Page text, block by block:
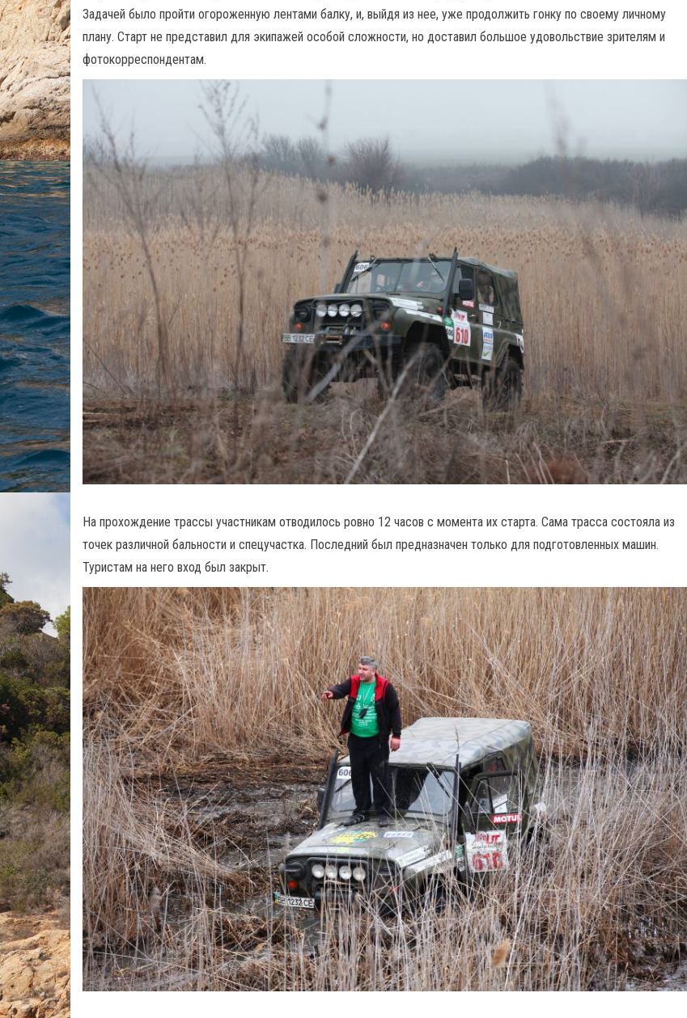
Задачей было пройти огороженную лентами балку, и, выйдя из нее, уже продолжить гонку по своему личному
плану. Старт не представил для экипажей особой сложности, но доставил большое удовольствие зрителям и
фотокорреспондентам.
На прохождение трассы участникам отводилось ровно 12 часов с момента их старта. Сама трасса состояла из
точек различной бальности и спецучастка. Последний был предназначен только для подготовленных машин.
Туристам на него вход был закрыт.